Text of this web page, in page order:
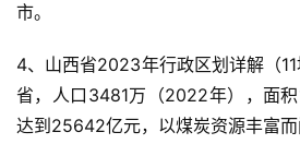
市。
4、山西省2023年行政区划详解（
省，人口3481万（2022年），面
达到25642亿元，以煤炭资源丰富